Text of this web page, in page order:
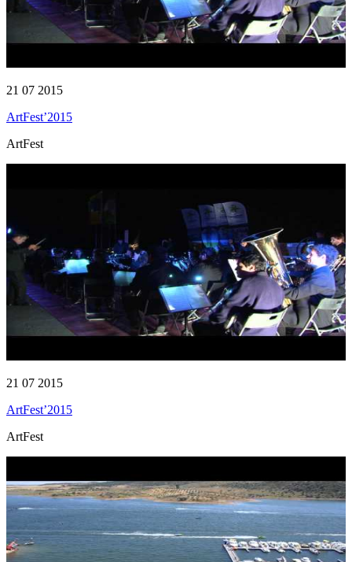
21 07 2015
ArtFest’2015
ArtFest
21 07 2015
ArtFest’2015
ArtFest